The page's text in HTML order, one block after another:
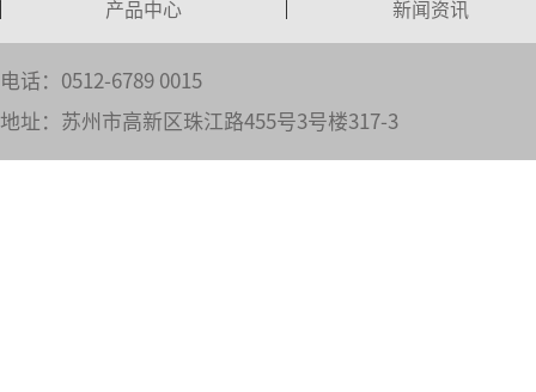
产品中心 新闻资讯
电话：0512-6789 0015
地址：苏州市高新区珠江路455号3号楼317-3